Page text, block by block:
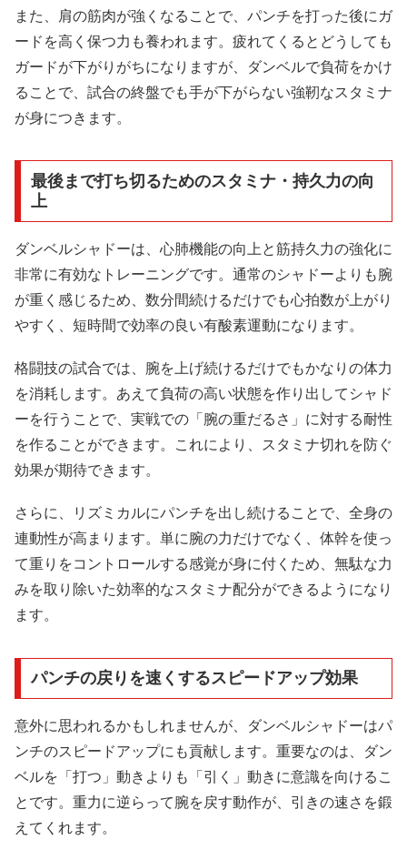
また、肩の筋肉が強くなることで、パンチを打った後にガ
ードを高く保つ力も養われます。疲れてくるとどうしても
ガードが下がりがちになりますが、ダンベルで負荷をかけ
ることで、試合の終盤でも手が下がらない強靭なスタミナ
が身につきます。
最後まで打ち切るためのスタミナ・持久力の向
上
ダンベルシャドーは、心肺機能の向上と筋持久力の強化に
非常に有効なトレーニングです。通常のシャドーよりも腕
が重く感じるため、数分間続けるだけでも心拍数が上がり
やすく、短時間で効率の良い有酸素運動になります。
格闘技の試合では、腕を上げ続けるだけでもかなりの体力
を消耗します。あえて負荷の高い状態を作り出してシャド
ーを行うことで、実戦での「腕の重だるさ」に対する耐性
を作ることができます。これにより、スタミナ切れを防ぐ
効果が期待できます。
さらに、リズミカルにパンチを出し続けることで、全身の
連動性が高まります。単に腕の力だけでなく、体幹を使っ
て重りをコントロールする感覚が身に付くため、無駄な力
みを取り除いた効率的なスタミナ配分ができるようになり
ます。
パンチの戻りを速くするスピードアップ効果
意外に思われるかもしれませんが、ダンベルシャドーはパ
ンチのスピードアップにも貢献します。重要なのは、ダン
ベルを「打つ」動きよりも「引く」動きに意識を向けるこ
とです。重力に逆らって腕を戻す動作が、引きの速さを鍛
えてくれます。